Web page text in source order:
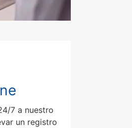
7 a nuestro
un registro